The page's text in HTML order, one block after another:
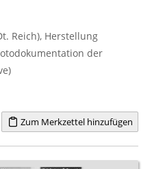
Reich), Herstellung
der
Zum Merkzettel hinzufügen